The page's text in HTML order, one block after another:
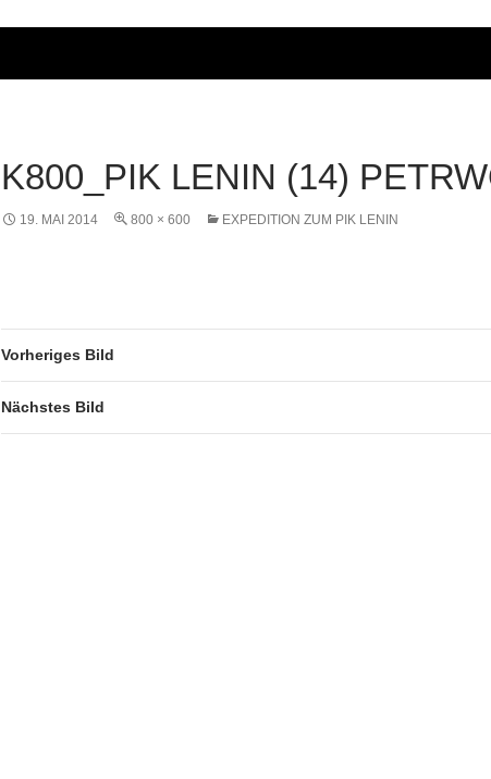
K800_PIK LENIN (14)
19. MAI 2014 800 × 600 EXPEDITION ZUM PIK LENIN
Vorheriges Bild
Nächstes Bild